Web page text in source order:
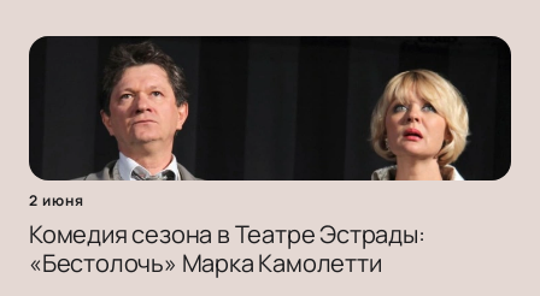
2 июня
Комедия сезона в Театре Эстрады:
«Бестолочь» Марка Камолетти